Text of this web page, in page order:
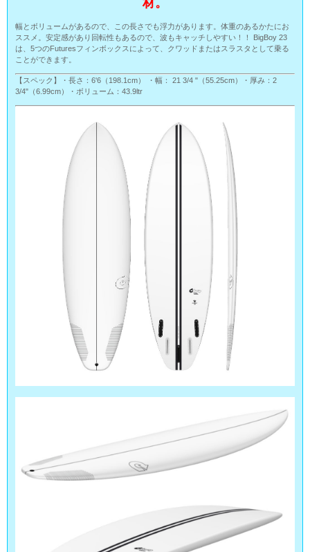
幅とボリュームがあるので、この長さでも浮力があります。体重のあるかたにお
ススメ。安定感があり回転性もあるので、波もキャッチしやすい！！ BigBoy 23
は、5つのFuturesフィンボックスによって、クワッドまたはスラスタとして乗る
ことができます。
【スペック】・長さ：6'6（198.1cm） ・幅： 21 3/4 "（55.25cm）・厚み：2
3/4"（6.99cm）・ボリューム：43.9ltr